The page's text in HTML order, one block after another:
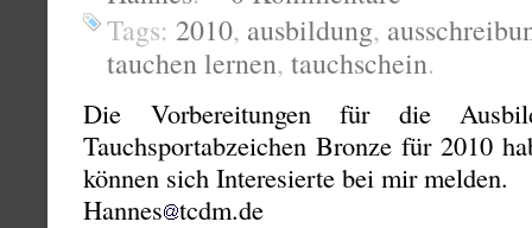
Tags: 2010, ausbildung,
tauchen lernen, tauchschein.
Die Vorbereitungen für die
Tauchsportabzeichen Bronze für 2010
können sich Interesierte bei mir melden.
Hannes tcdm.de